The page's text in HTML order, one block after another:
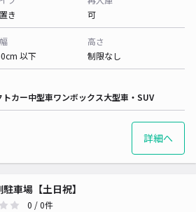
き
可
以下
高さ
制限なし
トカー中型車ワンボックス大型車・SUV
詳細へ
車場【土日祝】
0 / 0件